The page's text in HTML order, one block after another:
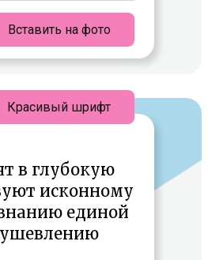
Вставить на фото
в глубокую
исконному
единой
Красивый шрифт